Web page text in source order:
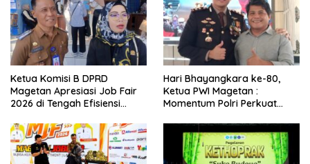
Ketua Komisi B DPRD
Magetan Apresiasi Job Fair
2026 di Tengah Efisiensi
Hari Bhayangkara ke-80,
Ketua PWI Magetan :
Momentum Polri Perkuat